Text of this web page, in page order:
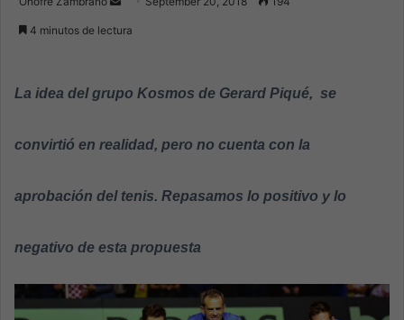
a
m
i
4 minutos de lectura
La idea del grupo Kosmos de Gerard Piqué, se
convirtió en realidad, pero no cuenta con la
aprobación del tenis. Repasamos lo positivo y lo
negativo de esta propuesta